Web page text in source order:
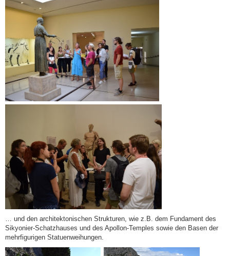
… und den architektonischen Strukturen, wie z.B. dem Fundament des
Sikyonier-Schatzhauses und des Apollon-Temples sowie den Basen der
mehrfigurigen Statuenweihungen.